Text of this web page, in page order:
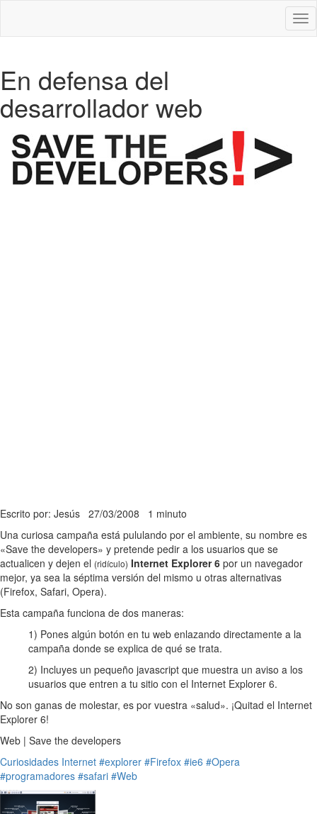
En defensa del
desarrollador web
Escrito por: Jesús 27/03/2008 1 minuto
Una curiosa campaña está pululando por el ambiente, su nombre es
«Save the developers» y pretende pedir a los usuarios que se
actualicen y dejen el (ridículo) Internet Explorer 6 por un navegador
mejor, ya sea la séptima versión del mismo u otras alternativas
(Firefox, Safari, Opera).
Esta campaña funciona de dos maneras:
1) Pones algún botón en tu web enlazando directamente a la
campaña donde se explica de qué se trata.
2) Incluyes un pequeño javascript que muestra un aviso a los
usuarios que entren a tu sitio con el Internet Explorer 6.
No son ganas de molestar, es por vuestra «salud». ¡Quitad el Internet
Explorer 6!
Web | Save the developers
Curiosidades Internet #explorer #Firefox #ie6 #Opera
#programadores #safari #Web